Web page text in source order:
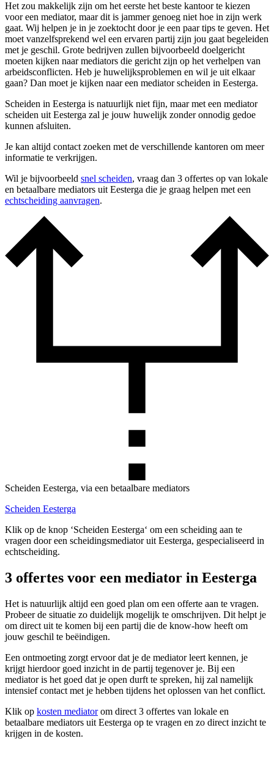
Het zou makkelijk zijn om het eerste het beste kantoor te kiezen
voor een mediator, maar dit is jammer genoeg niet hoe in zijn werk
gaat. Wij helpen je in je zoektocht door je een paar tips te geven. Het
moet vanzelfsprekend wel een ervaren partij zijn jou gaat begeleiden
met je geschil. Grote bedrijven zullen bijvoorbeeld doelgericht
moeten kijken naar mediators die gericht zijn op het verhelpen van
arbeidsconflicten. Heb je huwelijksproblemen en wil je uit elkaar
gaan? Dan moet je kijken naar een mediator scheiden in Eesterga.
Scheiden in Eesterga is natuurlijk niet fijn, maar met een mediator
scheiden uit Eesterga zal je jouw huwelijk zonder onnodig gedoe
kunnen afsluiten.
Je kan altijd contact zoeken met de verschillende kantoren om meer
informatie te verkrijgen.
Wil je bijvoorbeeld snel scheiden, vraag dan 3 offertes op van lokale
en betaalbare mediators uit Eesterga die je graag helpen met een
echtscheiding aanvragen.
Scheiden Eesterga, via een betaalbare mediators
Scheiden Eesterga
Klik op de knop ‘Scheiden Eesterga‘ om een scheiding aan te
vragen door een scheidingsmediator uit Eesterga, gespecialiseerd in
echtscheiding.
3 offertes voor een mediator in Eesterga
Het is natuurlijk altijd een goed plan om een offerte aan te vragen.
Probeer de situatie zo duidelijk mogelijk te omschrijven. Dit helpt je
om direct uit te komen bij een partij die de know-how heeft om
jouw geschil te beëindigen.
Een ontmoeting zorgt ervoor dat je de mediator leert kennen, je
krijgt hierdoor goed inzicht in de partij tegenover je. Bij een
mediator is het goed dat je open durft te spreken, hij zal namelijk
intensief contact met je hebben tijdens het oplossen van het conflict.
Klik op kosten mediatorom direct 3 offertes van lokale en
betaalbare mediators uit Eesterga op te vragen en zo direct inzicht te
krijgen in de kosten.